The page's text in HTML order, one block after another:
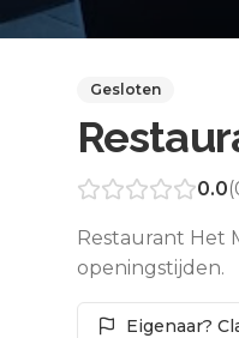
Gesloten
0.0(
Restaurant Het
openingstijden.
Eigenaar?